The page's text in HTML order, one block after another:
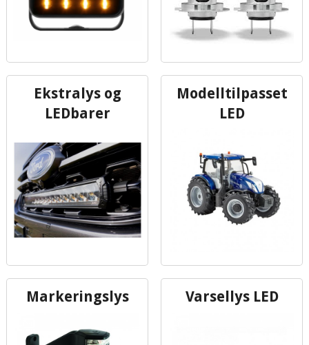
Ekstralys og
LEDbarer
Modelltilpasset
LED
Markeringslys Varsellys LED